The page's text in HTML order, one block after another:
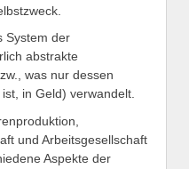
System der
abstrakte
was nur dessen
in Geld) verwandelt.
und Arbeitsgesellschaft
Aspekte der